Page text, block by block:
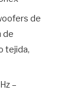
de
de
tejida,
–